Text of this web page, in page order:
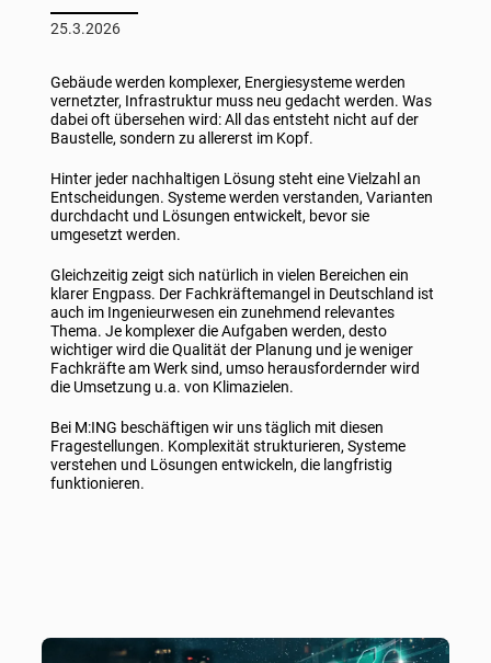
25.3.2026
Gebäude werden komplexer, Energiesysteme werden
vernetzter, Infrastruktur muss neu gedacht werden. Was
dabei oft übersehen wird: All das entsteht nicht auf der
Baustelle, sondern zu allererst im Kopf.
Hinter jeder nachhaltigen Lösung steht eine Vielzahl an
Entscheidungen. Systeme werden verstanden, Varianten
durchdacht und Lösungen entwickelt, bevor sie
umgesetzt werden.
Gleichzeitig zeigt sich natürlich in vielen Bereichen ein
klarer Engpass. Der Fachkräftemangel in Deutschland ist
auch im Ingenieurwesen ein zunehmend relevantes
Thema. Je komplexer die Aufgaben werden, desto
wichtiger wird die Qualität der Planung und je weniger
Fachkräfte am Werk sind, umso herausfordernder wird
die Umsetzung u.a. von Klimazielen.
Bei M:ING beschäftigen wir uns täglich mit diesen
Fragestellungen. Komplexität strukturieren, Systeme
verstehen und Lösungen entwickeln, die langfristig
funktionieren.